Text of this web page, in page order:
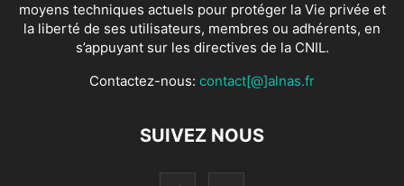
moyens techniques actuels pour protéger la Vie privée et
la liberté de ses utilisateurs, membres ou adhérents, en
s’appuyant sur les directives de la CNIL.
Contactez-nous: contact[@]alnas.fr
SUIVEZ NOUS